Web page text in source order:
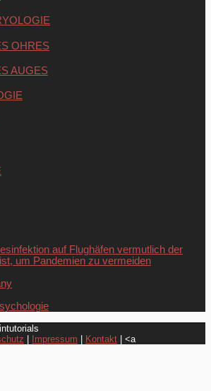
OHRES
AUGES
auf Flughäfen vermutlich der
um Pandemien zu vermeiden
| Impressum | Kontakt | <a